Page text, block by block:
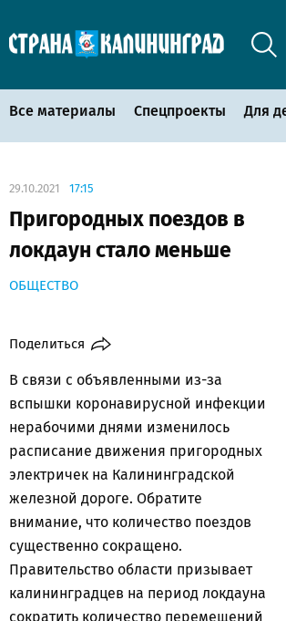
Все материалы Спецпроекты Для
29.10.2021 17:15
Пригородных поездов в
локдаун стало меньше
ОБЩЕСТВО
Поделиться
В связи с объявленными из-за
вспышки коронавирусной инфекции
нерабочими днями изменилось
расписание движения пригородных
электричек на Калининградской
железной дороге. Обратите
внимание, что количество поездов
существенно сокращено.
Правительство области призывает
калининградцев на период локдауна
сократить количество перемещений